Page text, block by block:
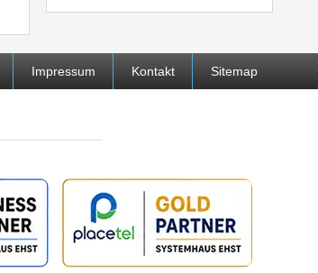
Impressum Kontakt Sitemap